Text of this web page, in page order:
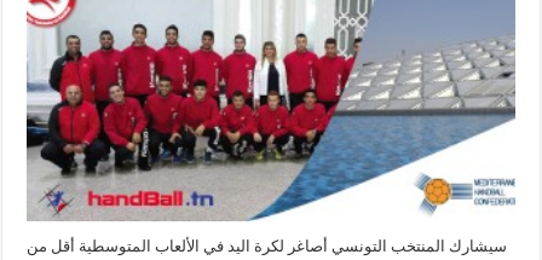
سيشارك المنتخب التونسي أصاغر لكرة اليد في الألعاب المتوسطية أقل من